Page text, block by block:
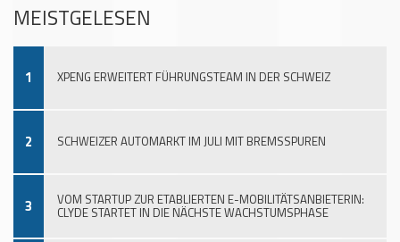
MEISTGELESEN
1 XPENG ERWEITERT FÜHRUNGSTEAM IN DER SCHWEIZ
2 SCHWEIZER AUTOMARKT IM JULI MIT BREMSSPUREN
3 VOM STARTUP ZUR ETABLIERTEN E-MOBILITÄTSANBIETERIN:
CLYDE STARTET IN DIE NÄCHSTE WACHSTUMSPHASE